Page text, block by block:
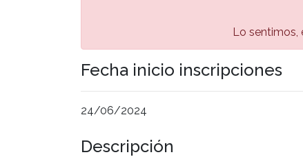
Lo sentimos,
Fecha inicio inscripciones
24/06/2024
Descripción